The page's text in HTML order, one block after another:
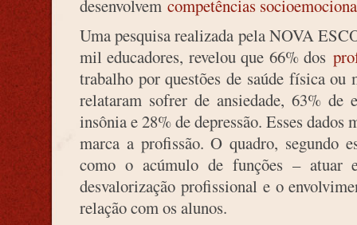
desenvolvem competências
Uma pesquisa realizada pela NOVA
mil educadores, revelou que 66% dos
trabalho por questões de saúde física ou
relataram sofrer de ansiedade, 63% de
insônia e 28% de depressão. Esses
marca a profissão. O quadro, segundo
como o acúmulo de funções – atuar
desvalorização profissional e o
relação com os alunos.